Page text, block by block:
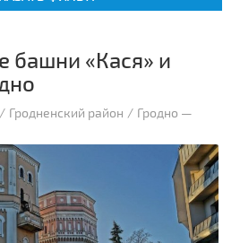
башни «Кася» и
Гродненский район Гродно —